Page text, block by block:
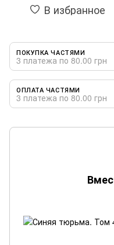
В избранное
ПОКУПКА ЧАСТЯМИ
3 платежа по 80.00 грн
ОПЛАТА ЧАСТЯМИ
3 платежа по 80.00 грн